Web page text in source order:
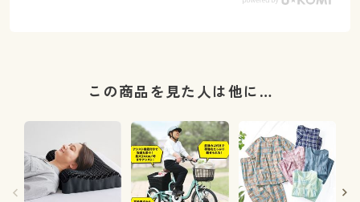
この商品を見た人は他に…